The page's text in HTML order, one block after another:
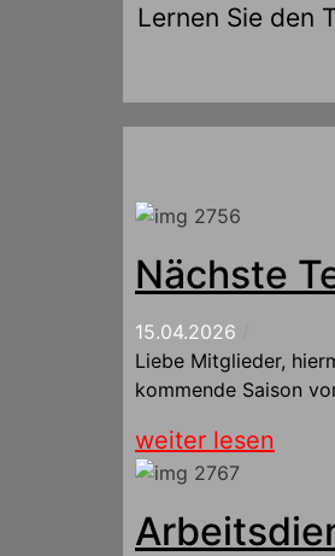
Lernen Sie den
Nächste
15.04.2026
Liebe Mitglieder,
kommende Saison
weiter lesen